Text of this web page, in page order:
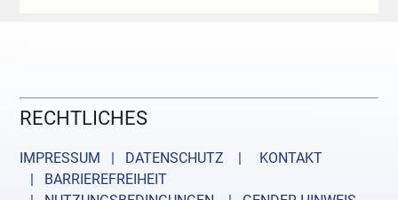
RECHTLICHES
IMPRESSUM | DATENSCHUTZ |
KONTAKT
| BARRIEREFREIHEIT